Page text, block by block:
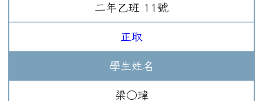
二年 乙班 11 號
正取
學生姓名
梁○瑋